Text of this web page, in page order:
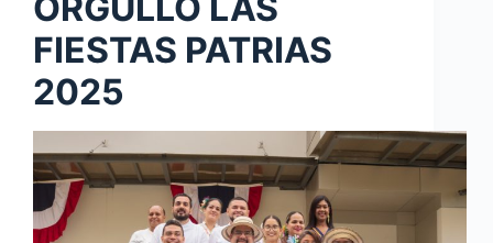
FIESTAS PATRIAS
2025